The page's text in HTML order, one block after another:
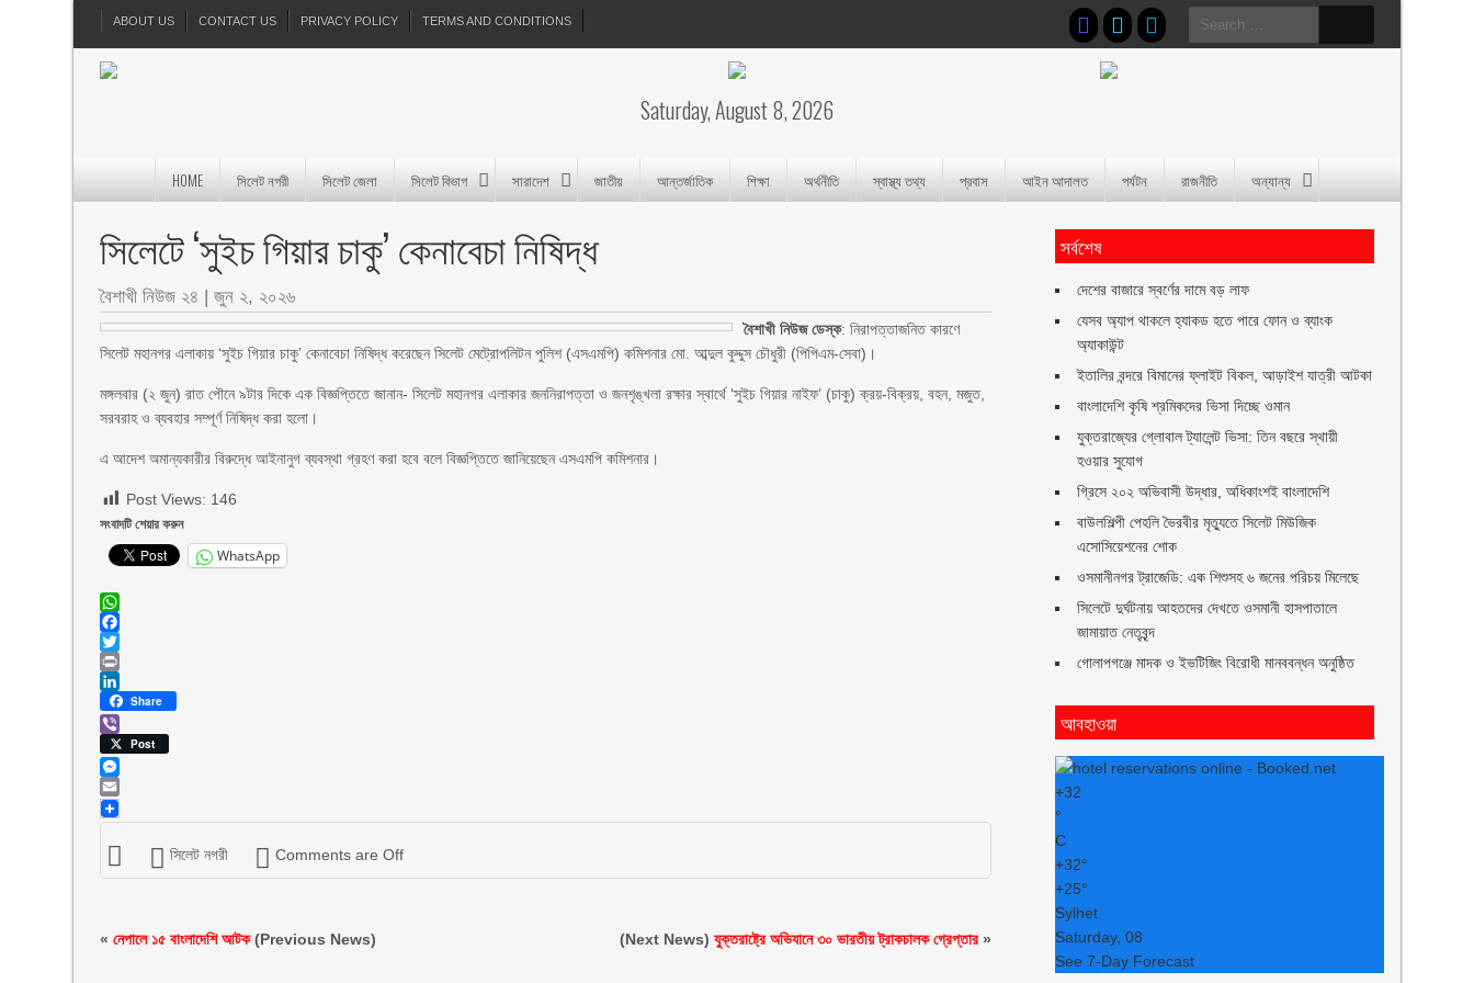
ABOUT US CONTACT US PRIVACY POLICY TERMS AND CONDITIONS
Search
for:
Saturday, August 8, 2026
HOME সিলেট নগরী সিলেট জেলা সিলেট বিভাগ সারাদেশ জাতীয় আন্তর্জাতিক শিক্ষা অর্থনীতি স্বাস্থ্য তথ্য প্রবাস আইন আদালত পর্যটন রাজনীতি অন্যান্য
সিলেটে ‘সুইচ গিয়ার চাকু’ কেনাবেচা নিষিদ্ধ
বৈশাখী নিউজ ২৪ |জুন ২, ২০২৬
বৈশাখী নিউজ ডেস্ক: নিরাপত্তাজনিত কারণে
সিলেট মহানগর এলাকায় ‘সুইচ গিয়ার চাকু’ কেনাবেচা নিষিদ্ধ করেছেন সিলেট মেট্রোপলিটন পুলিশ (এসএমপি) কমিশনার মো. আব্দুল কুদ্দুস চৌধুরী (পিপিএম-সেবা)।
মঙ্গলবার (২ জুন) রাত পৌনে ৯টার দিকে এক বিজ্ঞপ্তিতে জানান- সিলেট মহানগর এলাকার জননিরাপত্তা ও জনশৃঙ্খলা রক্ষার স্বার্থে ‘সুইচ গিয়ার নাইফ’ (চাকু) ক্রয়-বিক্রয়, বহন, মজুত,
সরবরাহ ও ব্যবহার সম্পূর্ণ নিষিদ্ধ করা হলো।
এ আদেশ অমান্যকারীর বিরুদ্ধে আইনানুগ ব্যবস্থা গ্রহণ করা হবে বলে বিজ্ঞপ্তিতে জানিয়েছেন এসএমপি কমিশনার।
Post Views: 146
সংবাদটি শেয়ার করুন
WhatsApp
WhatsApp
Facebook
Twitter
Print
LinkedIn
Share
ViberPost
Messenger
Email
সিলেট নগরী Comments are Off
«নেপালে ১৫ বাংলাদেশি আটক(Previous News) (Next News)যুক্তরাষ্ট্রে অভিযানে ৩০ ভারতীয় ট্রাকচালক গ্রেপ্তার»
সর্বশেষ
দেশের বাজারে স্বর্ণের দামে বড় লাফ
যেসব অ্যাপ থাকলে হ্যাকড হতে পারে ফোন ও ব্যাংক
অ্যাকাউন্ট
ইতালির বন্দরে বিমানের ফ্লাইট বিকল, আড়াইশ যাত্রী আটকা
বাংলাদেশি কৃষি শ্রমিকদের ভিসা দিচ্ছে ওমান
যুক্তরাজ্যের গ্লোবাল ট্যালেন্ট ভিসা: তিন বছরে স্থায়ী
হওয়ার সুযোগ
গ্রিসে ২০২ অভিবাসী উদ্ধার, অধিকাংশই বাংলাদেশি
বাউলশিল্পী পেহলি ভৈরবীর মৃত্যুতে সিলেট মিউজিক
এসোসিয়েশনের শোক
ওসমানীনগর ট্রাজেডি: এক শিশুসহ ৬ জনের পরিচয় মিলেছে
সিলেটে দুর্ঘটনায় আহতদের দেখতে ওসমানী হাসপাতালে
জামায়াত নেতৃবৃন্দ
গোলাপগঞ্জে মাদক ও ইভটিজিং বিরোধী মানববন্ধন অনুষ্ঠিত
আবহাওয়া
+32
°
C
+32°
+25°
Sylhet
Saturday, 08
See 7-Day Forecast